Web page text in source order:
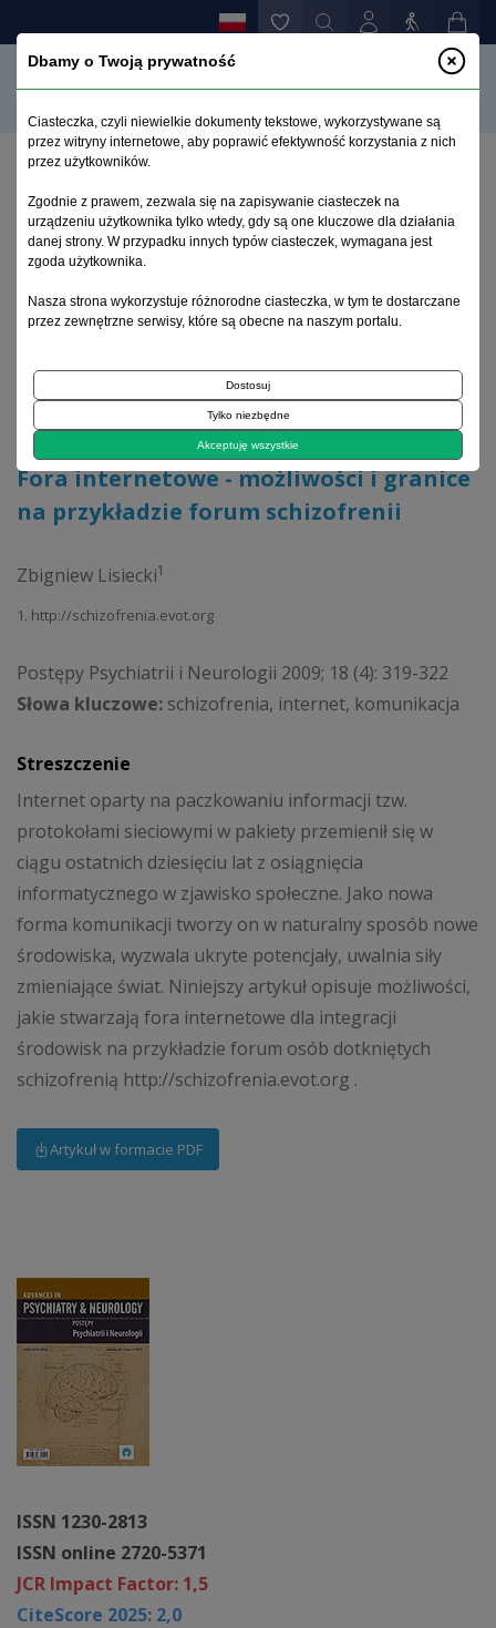
ISSN 1230-2813
ISSN online 2720-5371
JCR Impact Factor: 1,5
CiteScore 2025: 2,0
Fora internetowe - możliwości i granice na
przykładzie forum schizofrenii
Archiwum 1992–2014
2009, tom 18, zeszyt 4
Artykuł specjalny
Fora internetowe - możliwości i granice
na przykładzie forum schizofrenii
Zbigniew Lisiecki1
1. http://schizofrenia.evot.org
Postępy Psychiatrii i Neurologii 2009; 18 (4): 319-322
Słowa kluczowe: schizofrenia, internet, komunikacja
Streszczenie
Internet oparty na paczkowaniu informacji tzw.
protokołami sieciowymi w pakiety przemienił się w
ciągu ostatnich dziesięciu lat z osiągnięcia
informatycznego w zjawisko społeczne. Jako nowa
forma komunikacji tworzy on w naturalny sposób nowe
środowiska, wyzwala ukryte potencjały, uwalnia siły
zmieniające świat. Niniejszy artykuł opisuje możliwości,
jakie stwarzają fora internetowe dla integracji
środowisk na przykładzie forum osób dotkniętych
schizofrenią http://schizofrenia.evot.org .
Artykuł w formacie PDF
Dbamy o Twoją prywatność
Ciasteczka, czyli niewielkie dokumenty tekstowe, wykorzystywane są
przez witryny internetowe, aby poprawić efektywność korzystania z nich
przez użytkowników.
Zgodnie z prawem, zezwala się na zapisywanie ciasteczek na
urządzeniu użytkownika tylko wtedy, gdy są one kluczowe dla działania
danej strony. W przypadku innych typów ciasteczek, wymagana jest
zgoda użytkownika.
Nasza strona wykorzystuje różnorodne ciasteczka, w tym te dostarczane
przez zewnętrzne serwisy, które są obecne na naszym portalu.
Dostosuj
Tylko niezbędne
Akceptuję wszystkie